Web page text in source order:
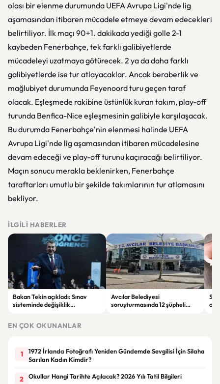
olası bir elenme durumunda UEFA Avrupa Ligi'nde lig
aşamasından itibaren mücadele etmeye devam edecekleri
belirtiliyor. İlk maçı 90+1. dakikada yediği golle 2-1
kaybeden Fenerbahçe, tek farklı galibiyetlerde
mücadeleyi uzatmaya götürecek. 2 ya da daha farklı
galibiyetlerde ise tur atlayacaklar. Ancak beraberlik ve
mağlubiyet durumunda Feyenoord turu geçen taraf
olacak. Eşleşmede rakibine üstünlük kuran takım, play-off
turunda Benfica-Nice eşleşmesinin galibiyle karşılaşacak.
Bu durumda Fenerbahçe'nin elenmesi halinde UEFA
Avrupa Ligi'nde lig aşamasından itibaren mücadelesine
devam edeceği ve play-off turunu kaçıracağı belirtiliyor.
Maçın sonucu merakla beklenirken, Fenerbahçe
taraftarları umutlu bir şekilde takımlarının tur atlamasını
bekliyor.
İLGILI HABERLER
Bakan Tekin açıkladı: Sınav
sisteminde değişiklik
Avcılar Belediyesi
soruşturmasında 12 şüpheli
EN ÇOK OKUNANLAR
1
1972 İrlanda Fotoğrafı Yeniden Gündemde Sevgilisi İçin Silaha
Sarılan Kadın Kimdir?
2 Okullar Hangi Tarihte Açılacak? 2026 Yılı Tatil Bilgileri